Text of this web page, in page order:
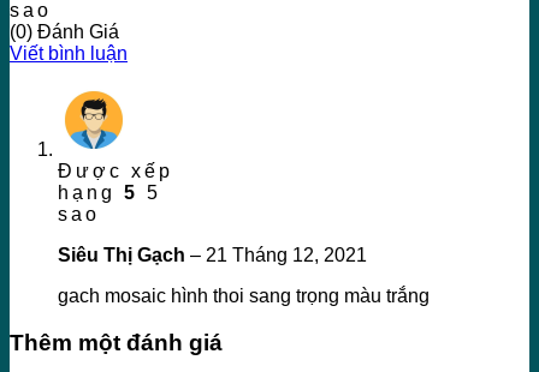
sao
(0) Đánh Giá
Viết bình luận
Được xếp
hạng 5 5
sao
Siêu Thị Gạch – 21 Tháng 12, 2021
gach mosaic hình thoi sang trọng màu trắng
Thêm một đánh giá